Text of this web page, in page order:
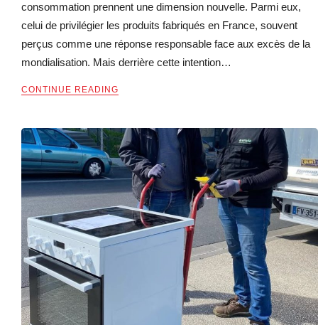
consommation prennent une dimension nouvelle. Parmi eux,
celui de privilégier les produits fabriqués en France, souvent
perçus comme une réponse responsable face aux excès de la
mondialisation. Mais derrière cette intention…
CONTINUE READING